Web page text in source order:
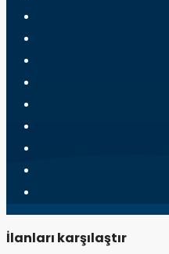
İlanları karşılaştır